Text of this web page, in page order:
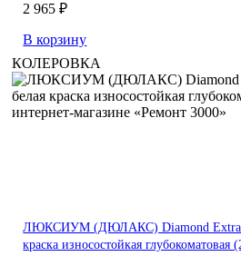
2 965 ₽
В корзину
КОЛЕРОВКА
ЛЮКСИУМ (ДЮЛАКС) Diamond Extra
краска износостойкая глубокоматовая